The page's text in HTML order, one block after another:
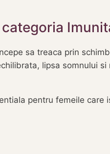
sa treaca prin
lipsa somnului
pentru femeile care